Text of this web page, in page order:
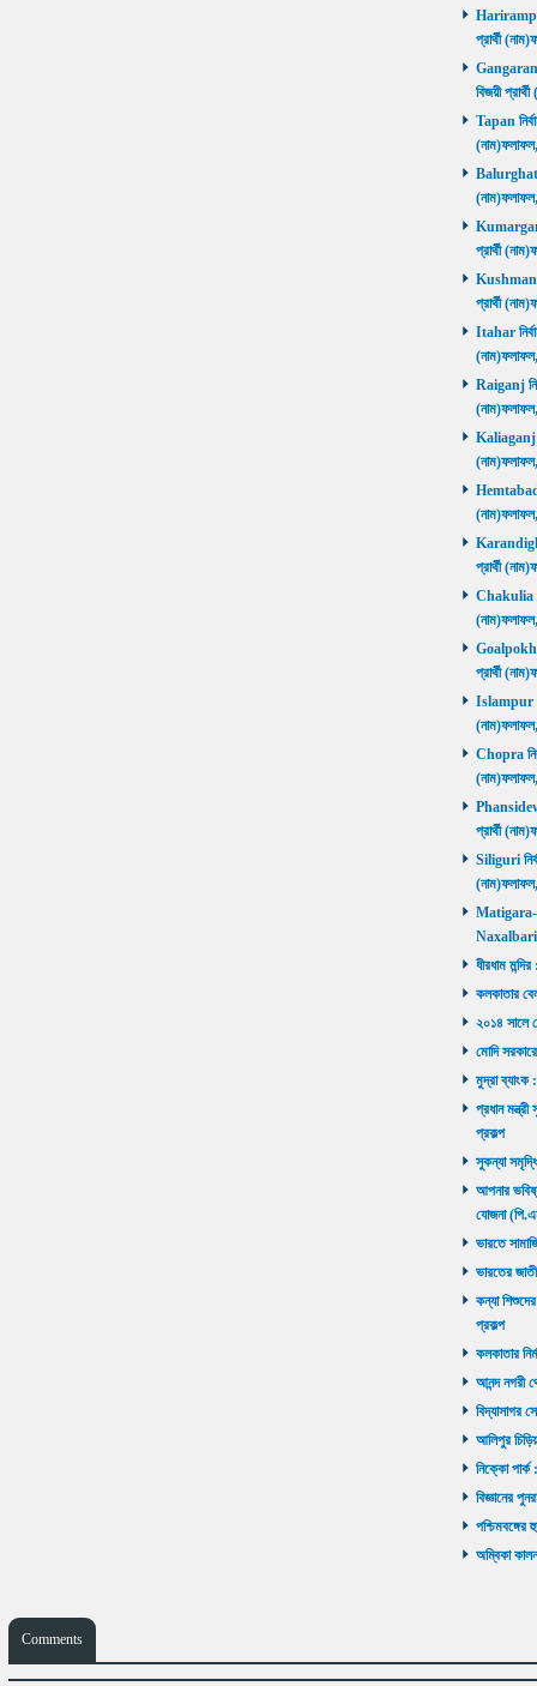
প্রার্থী
বিজয়ী
Tapan
Balurghat
Kumarganj
প্রার্থী
প্রার্থী
Itahar
Raiganj
Kaliaganj
Hemtabad
Karandighi
প্রার্থী
Chakulia
প্রার্থী
Islampur
Chopra
প্রার্থী
Siliguri
Matigara-
Naxalbari
ধীরধাম
কলকাতার
২০১৪ সালে
মোদি
মুদ্রা ব্যাংক
প্রধান
প্রকল্প
সুকন্যা
আপনার
যোজনা
ভারতে
ভারতের
কন্যা
প্রকল্প
কলকাতার
আনন্দ নগরী
বিদ্যাসাগর
আলিপুর
নিক্কো পার্ক
বিজ্ঞানের
পশ্চিমবঙ্গের
অম্বিকা
Comments